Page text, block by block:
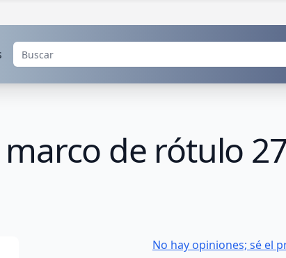
de rótulo
No hay opiniones; sé el